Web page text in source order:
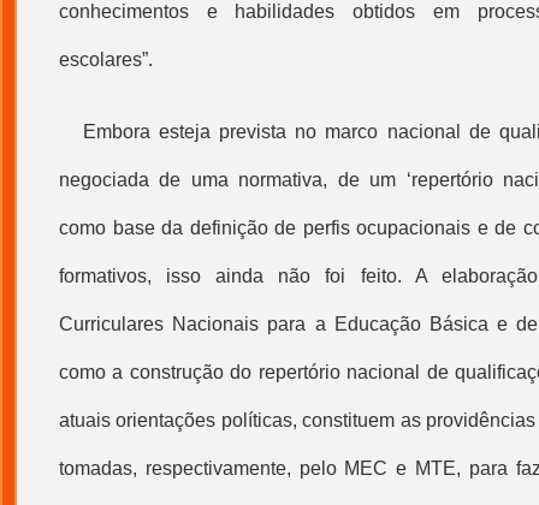
conhecimentos e habilidades obtidos em
escolares”.
Embora esteja prevista no marco nacional de
negociada de uma normativa, de um ‘repertório
como base da definição de perfis ocupacionais e de
formativos, isso ainda não foi feito. A
Curriculares Nacionais para a Educação Básica e
como a construção do repertório nacional de
atuais orientações políticas, constituem as
tomadas, respectivamente, pelo MEC e MTE, para